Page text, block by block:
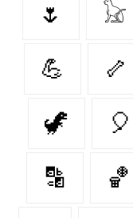
🌷 𓃠
💪 🦴
🦖 🎈
🔡 🏀